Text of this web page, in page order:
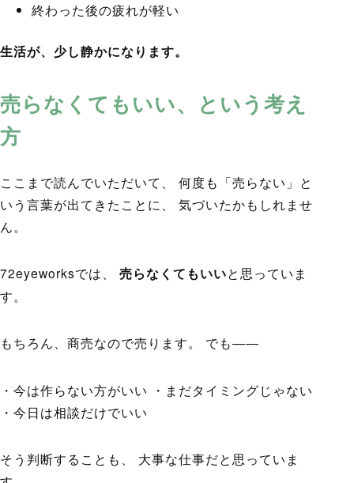
終わった後の疲れが軽い
生活が、少し静かになります。
売らなくてもいい、という考え
方
ここまで読んでいただいて、 何度も「売らない」と
いう言葉が出てきたことに、 気づいたかもしれませ
ん。
72eyeworksでは、 売らなくてもいいと思っていま
す。
もちろん、商売なので売ります。 でも――
・今は作らない方がいい ・まだタイミングじゃない
・今日は相談だけでいい
そう判断することも、 大事な仕事だと思っていま